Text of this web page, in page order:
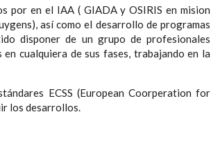
por en el IAA ( GIADA y OSIRIS en mision
así como el desarrollo de programas
disponer de un grupo de profesionales
cualquiera de sus fases, trabajando en la
ECSS (European Coorperation for
los desarrollos.